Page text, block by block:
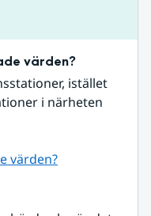
värden?
istället
i närheten
värden?